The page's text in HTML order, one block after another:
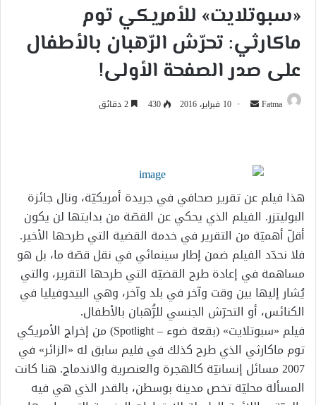
«سبوتلايت» للأمريكي توم
ماكارثي: تحرّش الرّهبان بالأطفال
على صدر الصفحة الأولى!
Fatma
أرسل 10 فبراير، 2016 430
هذا فيلم عن تقرير صحافي في جريدة أمريكيّة، ونال جائزة
البوليتزر. الفيلم الذي يحكي عن القصّة من بدايتها لن يكون
أقلّ أهميّة من التقرير في خدمة القضية التي طرحها الأخير.
فلا نحدّد الفيلم ضمن إطار سينمائي في نقل قصّة ما، بل هو
مساهمة في إعادة طرح القضيّة التي طرحها التقرير، والتي
يُشار إليها بين وقت وآخر في بلد وآخر، وهي البيدوفيليا في
الكنائس، أو التحرّش الجنسي للرُّهبان بالأطفال.
فيلم «سبوتلايت» (بقعة ضوء – Spotlight) من إخراج الأمريكي
توم ماكارثي الذي طرح كذلك في فليم سابق له «الزائر» في
2007 مسائل إنسانيّة كالهجرة والعنصرية والاندماج. هنا كانت
المسألة محليّة تخص مدينة بوسطن، بالقدر الذي هي فيه